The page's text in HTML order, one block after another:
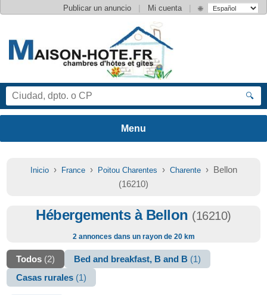
Publicar un anuncio | Mi cuenta | 🌐
🔍
Inicio› France› Poitou Charentes › Charente› Bellon
(16210)
Hébergements à Bellon (16210)
2 annonces dans un rayon de 20 km
Todos (2) Bed and breakfast, B and B (1)
Casas rurales (1)